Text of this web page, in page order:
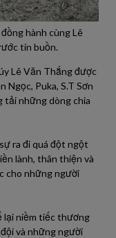
hành cùng Lê
tin buồn.
Lê Văn Thắng được
Ngọc, Puka, S.T Sơn
tải những dòng chia
ra đi quá đột ngột
lành, thân thiện và
cho những người
lại niềm tiếc thương
và những người